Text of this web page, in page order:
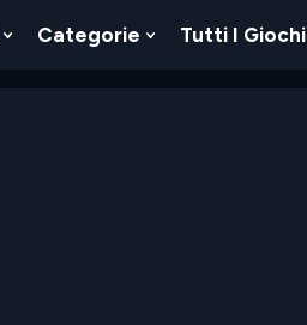
Show
Categorie
Show
Tutti I Giochi